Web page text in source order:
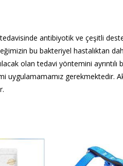
tedavisinde antibiyotik ve çeşitli
bu bakteriyel hastalıktan
olan tedavi yöntemini ayrıntılı
uygulamamamız gerekmektedir.